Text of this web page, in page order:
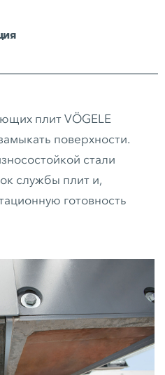
плит VÖGELE
поверхности.
стали
службы плит и,
готовность